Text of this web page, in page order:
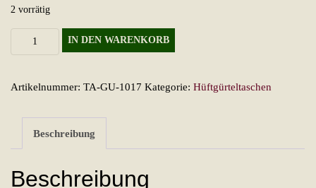
2 vorrätig
Praktische
Bauchtasche
in
Menge
IN DEN WARENKORB
Artikelnummer:TA-GU-1017 Kategorie:Hüftgürteltaschen
Beschreibung
Beschreibung